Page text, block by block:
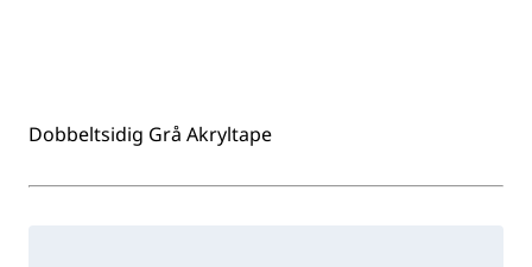
Dobbeltsidig Grå Akryltape